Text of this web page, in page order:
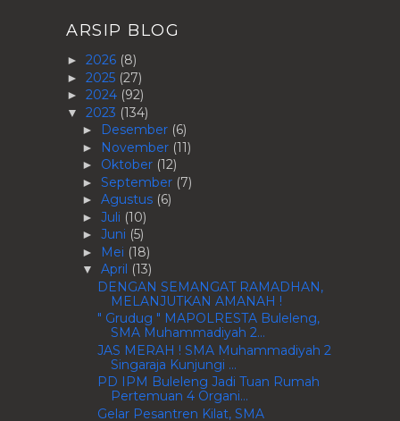
ARSIP BLOG
► 2026 (8)
► 2025 (27)
► 2024 (92)
▼ 2023 (134)
► Desember (6)
► November (11)
► Oktober (12)
► September (7)
► Agustus (6)
► Juli (10)
► Juni (5)
► Mei (18)
▼ April (13)
DENGAN SEMANGAT RAMADHAN,
MELANJUTKAN AMANAH !
" Grudug " MAPOLRESTA Buleleng,
SMA Muhammadiyah 2...
JAS MERAH ! SMA Muhammadiyah 2
Singaraja Kunjungi ...
PD IPM Buleleng Jadi Tuan Rumah
Pertemuan 4 Organi...
Gelar Pesantren Kilat, SMA